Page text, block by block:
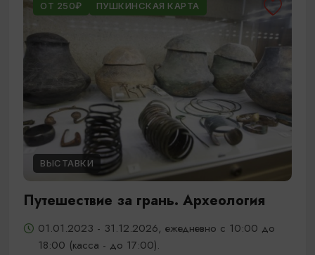
ОТ 250₽ ПУШКИНСКАЯ КАРТА
ВЫСТАВКИ
Путешествие за грань. Археология
01.01.2023 - 31.12.2026, ежедневно с 10:00 до
18:00 (касса - до 17:00).